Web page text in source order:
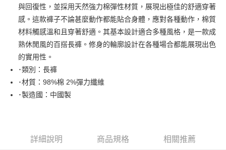
相關說明
【大哥付你分期使用說明】
1.本服務由台灣大哥大提供，台灣大哥大用戶可立即使用無須另外申請。
2.付款方式選擇「大哥付你分期」，訂單成立後會自動跳轉到大哥付的交易
流程，驗證手機門號後，選擇欲分期的期數、繳款截止日，確認付款後即完
成交易。
3.實際核准額度、可分期數及費用金額請依後續交易確認頁面所載為準。
4.訂單成立30分鐘內，如未前往確認交易或遇審核未通過，訂單將自動取
消。如遇「轉專審核」未通過狀況，表示未達大哥付你分期系統評分，恕無
【繳款方式說明】
帳／街口支付／iPASS MONEY」等通路繳費。
AFTEE先享後付
相關說明
【關於「AFTEE先享後付」】
AFTEE先享後付是「在收到商品之後才付款」的支付方式。 讓您購物簡單
便利好安心！
１．簡單：不需註冊會員、不需綁卡、不需儲值。
２．便利：只要手機號碼，簡訊認證，即可結帳。
３．安心：先確認商品／服務後，再付款。
２．訂單成立數日內，您將收到繳費通知簡訊。
ATM付款
運送方式
全家取貨付款
與回復性，並採用天然強力棉彈性材質，展現出極佳的舒適穿著
感。這款褲子不論甚麼動作都能貼合身體，應對各種動作，棉質
材料觸感溫和且穿著舒適。其基本設計適合多種風格，是一款成
熟休閒風的百搭長褲。修身的輪廓設計在各種場合都能展現出色
的實用性。
･類別：長褲
･材質：98%棉 2%彈力纖維
･製造國：中國製
詳細說明 商品規格 相關推薦